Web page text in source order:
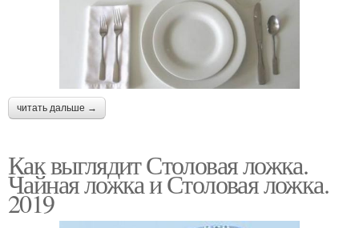
читать дальше →
Как выглядит Столовая ложка.
Чайная ложка и Столовая ложка.
2019